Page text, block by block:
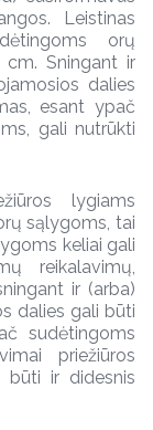
Leistinas
orų
Sningant ir
dalies
esant ypač
gali nutrūkti
lygiams
sąlygoms, tai
keliai gali
reikalavimų,
ir (arba)
dalies gali būti
sudėtingoms
priežiūros
ir didesnis